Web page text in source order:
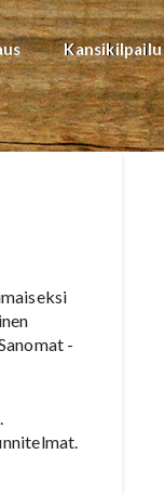
Kansikilpailu
-